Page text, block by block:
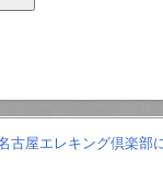
古屋エレキング倶楽部